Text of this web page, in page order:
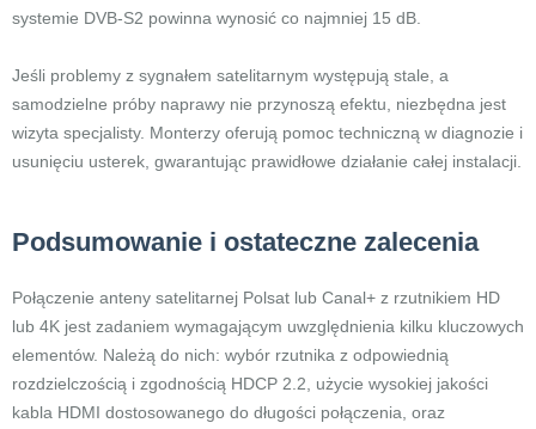
systemie DVB-S2 powinna wynosić co najmniej 15 dB.
Jeśli problemy z sygnałem satelitarnym występują stale, a
samodzielne próby naprawy nie przynoszą efektu, niezbędna jest
wizyta specjalisty. Monterzy oferują pomoc techniczną w diagnozie i
usunięciu usterek, gwarantując prawidłowe działanie całej instalacji.
Podsumowanie i ostateczne zalecenia
Połączenie anteny satelitarnej Polsat lub Canal+ z rzutnikiem HD
lub 4K jest zadaniem wymagającym uwzględnienia kilku kluczowych
elementów. Należą do nich: wybór rzutnika z odpowiednią
rozdzielczością i zgodnością HDCP 2.2, użycie wysokiej jakości
kabla HDMI dostosowanego do długości połączenia, oraz